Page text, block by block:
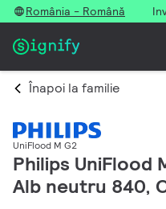
România - Română
Înapoi la familie
UniFlood M G2
Philips UniFlood
Alb neutru 840,